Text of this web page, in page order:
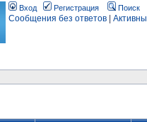
Вход Регистрация Поиск
Сообщения без ответов